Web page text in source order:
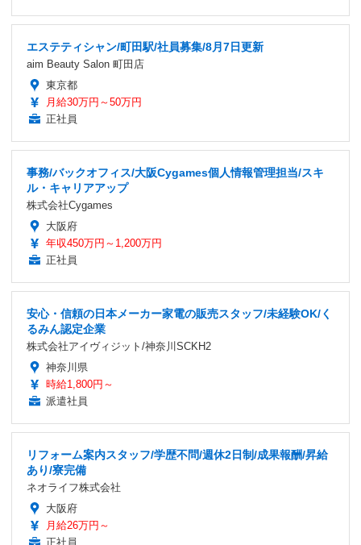
エステティシャン/町田駅/社員募集/8月7日更新
aim Beauty Salon 町田店
東京都
月給30万円～50万円
正社員
事務/バックオフィス/大阪Cygames個人情報管理担当/スキ
ル・キャリアアップ
株式会社Cygames
大阪府
年収450万円～1,200万円
正社員
安心・信頼の日本メーカー家電の販売スタッフ/未経験OK/く
るみん認定企業
株式会社アイヴィジット/神奈川SCKH2
神奈川県
時給1,800円～
派遣社員
リフォーム案内スタッフ/学歴不問/週休2日制/成果報酬/昇給
あり/寮完備
ネオライフ株式会社
大阪府
月給26万円～
正社員